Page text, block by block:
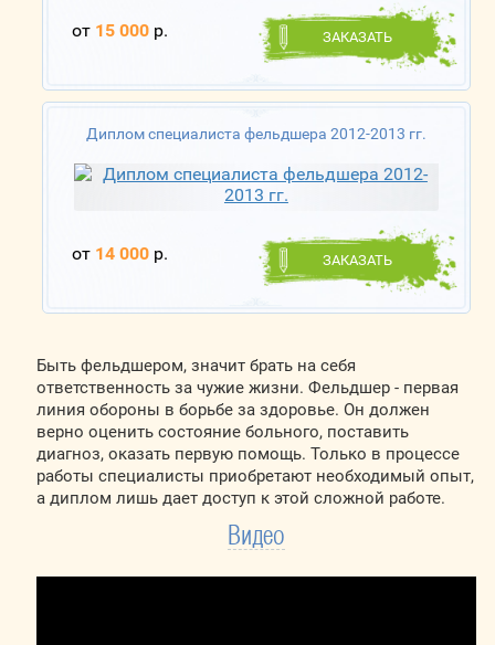
от 15 000р. ЗАКАЗАТЬ
Диплом специалиста фельдшера 2012-2013 гг.
от 14 000р. ЗАКАЗАТЬ
Быть фельдшером, значит брать на себя
ответственность за чужие жизни. Фельдшер - первая
линия обороны в борьбе за здоровье. Он должен
верно оценить состояние больного, поставить
диагноз, оказать первую помощь. Только в процессе
работы специалисты приобретают необходимый опыт,
а диплом лишь дает доступ к этой сложной работе.
Видео